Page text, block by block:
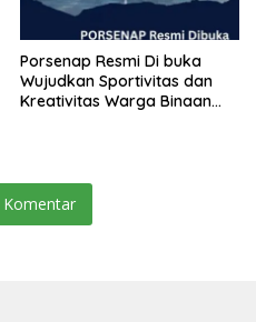
Porsenap Resmi Di buka
Wujudkan Sportivitas dan
Kreativitas Warga Binaan